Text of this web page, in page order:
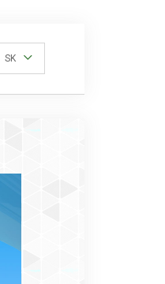
SK